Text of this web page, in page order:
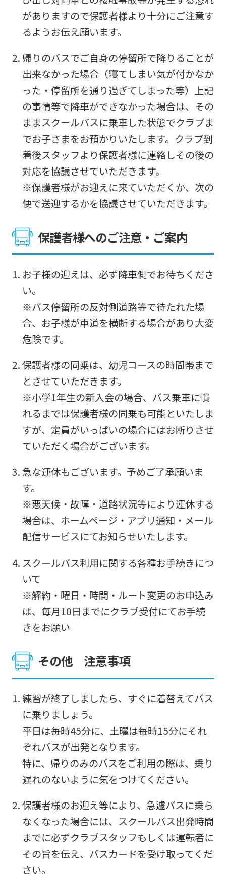
がありますので保護者様より十分にご注意す
るようお伝え願います。
帰りのバスでご自身の停留所で降りることが
出来なかった場合（寝てしまい気が付かなか
った・停留所を通り過ぎてしまった等）上記
の事情等で降車ができなかった場合は、その
ままスクールバスに乗車した状態でクラブま
でお子さまをお預かりいたします。クラブ到
着後スタッフより保護者様に連絡しその後の
対応を協議させていただきます。
※保護者様がお迎えに来ていただくか、次の
便で送迎するかを協議させていただきます。
保護者様へのご注意・ご案内
お子様の迎えは、必ず降車側でお待ちくださ
い。
※バス停留所の反対側道路等で待たれた場
合、お子様が車道を横断する場合があり大変
危険です。
保護者様の同乗は、幼児コースの時間帯まで
とさせていただきます。
※小学1年生の新入会の場合、バス乗車に慣
れるまでは保護者様の同乗も可能といたしま
すが、定員がいっぱいの場合にはお断りさせ
ていただく場合がございます。
急な運休もございます。予めご了承願いま
す。
※悪天候・故障・道路状況等により運休する
場合は、ホームページ・アプリ通知・メール
配信サービスにてお知らせいたします。
スクールバス利用に関する各種お手続きにつ
いて
※解約・曜日・時間・ルート変更のお申込み
は、毎月10日までにクラブ受付にてお手続
きをお願い
その他 注意事項
練習が終了しましたら、すぐに着替えてバス
に乗りましょう。
平日は毎時45分に、土曜は毎時15分にそれ
ぞれバスが出発となります。
特に、帰りのみのバスをご利用の際は、乗り
遅れのないように気をつけてください。
保護者様のお迎え等により、急遽バスに乗ら
なくなった場合には、スクールバス出発時間
までに必ずクラブスタッフもしくは運転者に
その旨を伝え、バスカードを受け取ってくだ
さい。
top
page.
However,
if
you
use
an
automatic
translation
service,
the
Japanese
version
this
website
will
be
translated
mechanically,
so
may
not
be
an
accurate
translation.
translation
differ
from
the
original
We
ask
fully
understand
before
the
service.
Automatic